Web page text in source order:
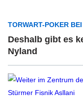
TORWART-POKER
Deshalb gibt es
Nyland